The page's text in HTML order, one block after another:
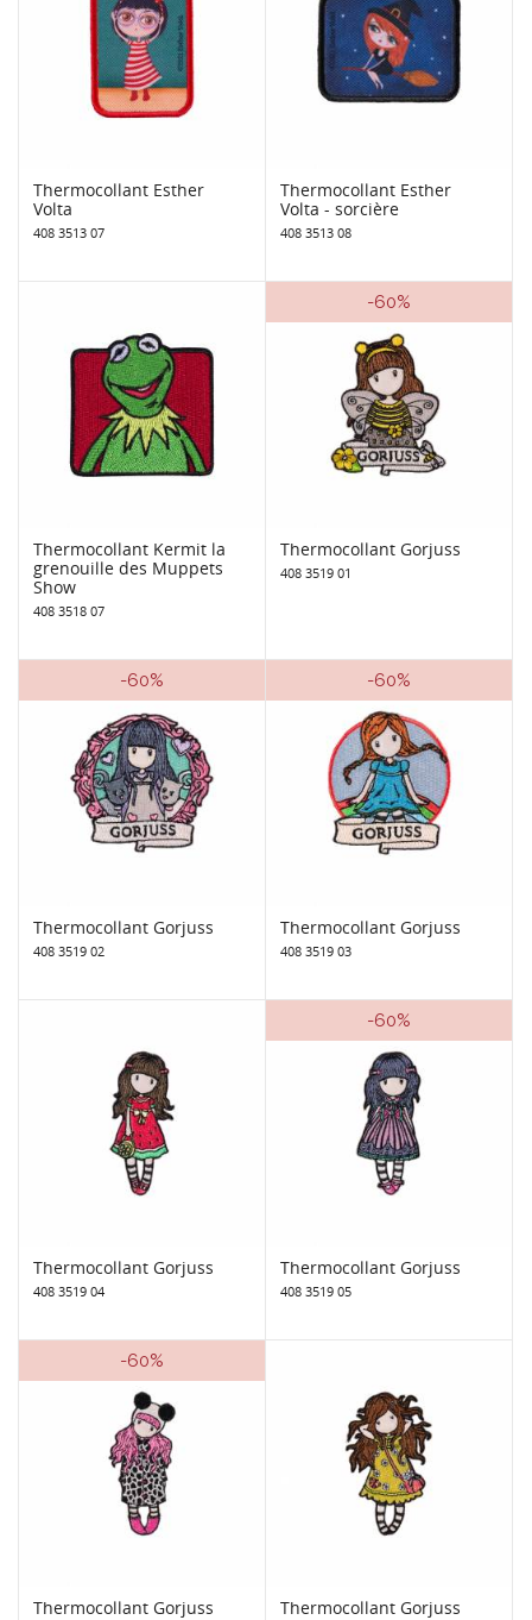
Thermocollant Esther
Volta
408 3513 07
Thermocollant Esther
Volta - sorcière
408 3513 08
Thermocollant Kermit la
grenouille des Muppets
Show
408 3518 07
-60%
Thermocollant Gorjuss
408 3519 01
-60%
Thermocollant Gorjuss
408 3519 02
-60%
Thermocollant Gorjuss
408 3519 03
Thermocollant Gorjuss
408 3519 04
-60%
Thermocollant Gorjuss
408 3519 05
-60%
Thermocollant Gorjuss Thermocollant Gorjuss